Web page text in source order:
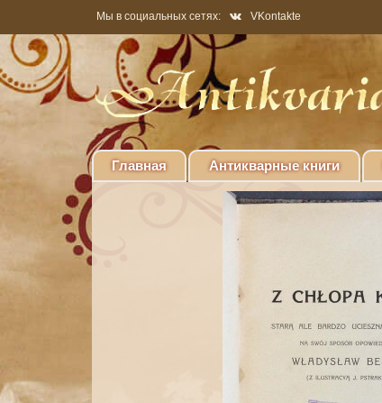
Мы в социальных сетях: VKontakte
Главная Антикварные книги